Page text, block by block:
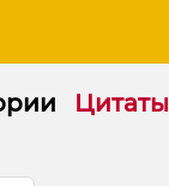
Цитаты